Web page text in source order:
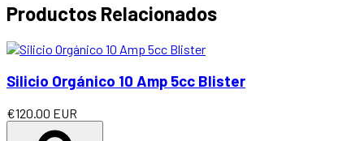
Productos Relacionados
Silicio Orgánico 10 Amp 5cc Blister
€120.00 EUR